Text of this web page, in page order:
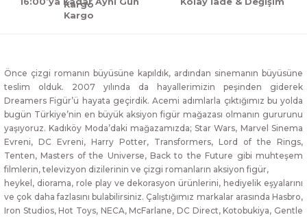
Kargo
Önce çizgi romanın büyüsüne kapıldık, ardından sinemanın büyüsüne
teslim olduk. 2007 yılında da hayallerimizin peşinden giderek
Dreamers Figür’ü hayata geçirdik. Acemi adımlarla çıktığımız bu yolda
bugün Türkiye’nin en büyük aksiyon figür mağazası olmanın gururunu
yaşıyoruz. Kadıköy Moda’daki mağazamızda; Star Wars, Marvel Sinema
Evreni, DC Evreni, Harry Potter, Transformers, Lord of the Rings,
Tenten, Masters of the Universe, Back to the Future gibi muhteşem
filmlerin, televizyon dizilerinin ve çizgi romanların aksiyon figür,
heykel, diorama, role play ve dekorasyon ürünlerini, hediyelik eşyalarını
ve çok daha fazlasını bulabilirsiniz. Çalıştığımız markalar arasında Hasbro,
Iron Studios, Hot Toys, NECA, McFarlane, DC Direct, Kotobukiya, Gentle